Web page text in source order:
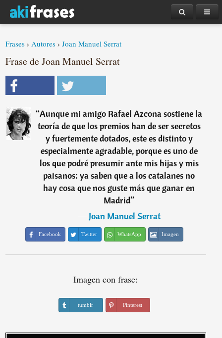
Frases ›Autores ›Joan Manuel Serrat
Frase de Joan Manuel Serrat
“Aunque mi amigo Rafael Azcona sostiene la
teoría de que los premios han de ser secretos
y fuertemente dotados, este es distinto y
especialmente agradable, porque es uno de
los que podré presumir ante mis hijas y mis
paisanos: ya saben que a los catalanes no
hay cosa que nos guste más que ganar en
Madrid”
―Joan Manuel Serrat
Facebook Twitter WhatsApp Imagen
Imagen con frase:
tumblr Pinterest